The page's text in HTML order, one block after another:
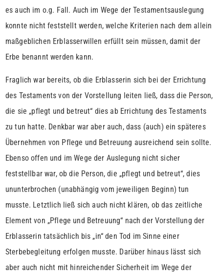
es auch im o.g. Fall. Auch im Wege der Testamentsauslegung
konnte nicht feststellt werden, welche Kriterien nach dem allein
maßgeblichen Erblasserwillen erfüllt sein müssen, damit der
Erbe benannt werden kann.
Fraglich war bereits, ob die Erblasserin sich bei der Errichtung
des Testaments von der Vorstellung leiten ließ, dass die Person,
die sie „pflegt und betreut“ dies ab Errichtung des Testaments
zu tun hatte. Denkbar war aber auch, dass (auch) ein späteres
Übernehmen von Pflege und Betreuung ausreichend sein sollte.
Ebenso offen und im Wege der Auslegung nicht sicher
feststellbar war, ob die Person, die „pflegt und betreut“, dies
ununterbrochen (unabhängig vom jeweiligen Beginn) tun
musste. Letztlich ließ sich auch nicht klären, ob das zeitliche
Element von „Pflege und Betreuung“ nach der Vorstellung der
Erblasserin tatsächlich bis „in“ den Tod im Sinne einer
Sterbebegleitung erfolgen musste. Darüber hinaus lässt sich
aber auch nicht mit hinreichender Sicherheit im Wege der